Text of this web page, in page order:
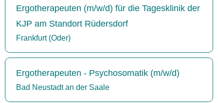
Ergotherapeuten (m/w/d) für die Tagesklinik der
KJP am Standort Rüdersdorf
Frankfurt (Oder)
Ergotherapeuten - Psychosomatik (m/w/d)
Bad Neustadt an der Saale